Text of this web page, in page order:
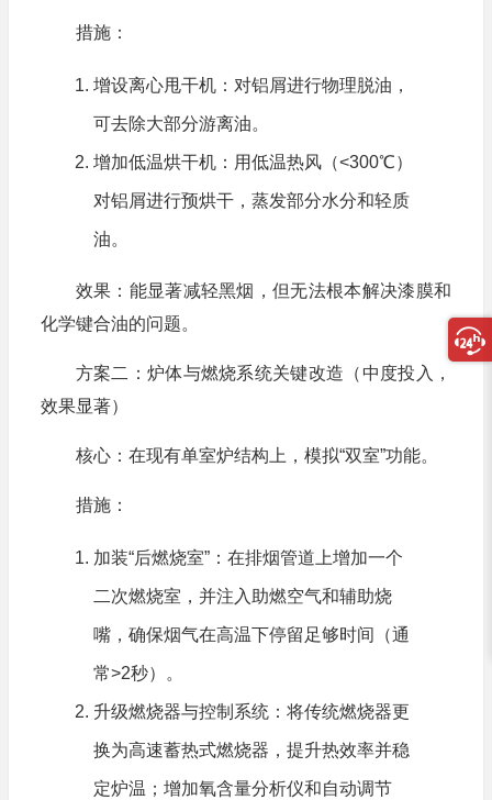
措施：
增设离心甩干机：对铝屑进行物理脱油，
可去除大部分游离油。
增加低温烘干机：用低温热风（<300℃）
对铝屑进行预烘干，蒸发部分水分和轻质
油。
效果：能显著减轻黑烟，但无法根本解决漆膜和
化学键合油的问题。
方案二：炉体与燃烧系统关键改造（中度投入，
效果显著）
核心：在现有单室炉结构上，模拟“双室”功能。
措施：
加装“后燃烧室”：在排烟管道上增加一个
二次燃烧室，并注入助燃空气和辅助烧
嘴，确保烟气在高温下停留足够时间（通
常>2秒）。
升级燃烧器与控制系统：将传统燃烧器更
换为高速蓄热式燃烧器，提升热效率并稳
定炉温；增加氧含量分析仪和自动调节